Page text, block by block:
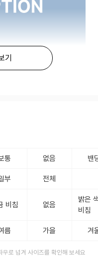
기
통 없음 밴
부 전체
비침 없음
밝은
비침
름 가을 겨
우로 넘겨 사이즈를 확인해 보세요